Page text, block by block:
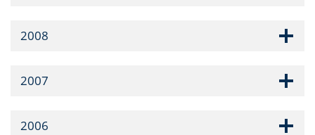
2008
2007
2006